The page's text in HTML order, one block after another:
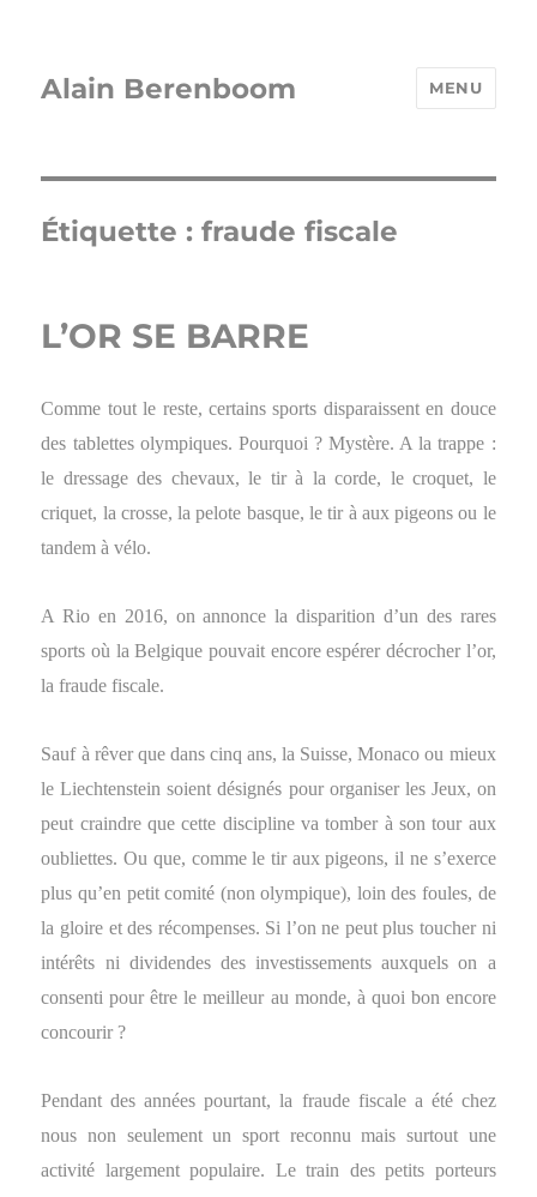
Alain Berenboom MENU
Étiquette :fraude fiscale
L’OR SE BARRE
Comme tout le reste, certains sports disparaissent en douce
des tablettes olympiques. Pourquoi ? Mystère. A la trappe :
le dressage des chevaux, le tir à la corde, le croquet, le
criquet, la crosse, la pelote basque, le tir à aux pigeons ou le
tandem à vélo.
A Rio en 2016, on annonce la disparition d’un des rares
sports où la Belgique pouvait encore espérer décrocher l’or,
la fraude fiscale.
Sauf à rêver que dans cinq ans, la Suisse, Monaco ou mieux
le Liechtenstein soient désignés pour organiser les Jeux, on
peut craindre que cette discipline va tomber à son tour aux
oubliettes. Ou que, comme le tir aux pigeons, il ne s’exerce
plus qu’en petit comité (non olympique), loin des foules, de
la gloire et des récompenses. Si l’on ne peut plus toucher ni
intérêts ni dividendes des investissements auxquels on a
consenti pour être le meilleur au monde, à quoi bon encore
concourir ?
Pendant des années pourtant, la fraude fiscale a été chez
nous non seulement un sport reconnu mais surtout une
activité largement populaire. Le train des petits porteurs